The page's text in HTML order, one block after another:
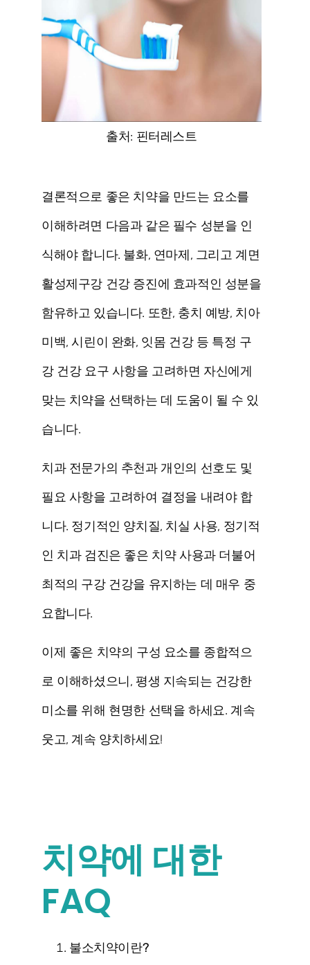
출처: 핀터레스트
결론적으로 좋은 치약을 만드는 요소를
이해하려면 다음과 같은 필수 성분을 인
식해야 합니다. 불화, 연마제, 그리고계면
활성제구강 건강 증진에 효과적인 성분을
함유하고 있습니다. 또한, 충치 예방, 치아
미백, 시린이 완화, 잇몸 건강 등 특정 구
강 건강 요구 사항을 고려하면 자신에게
맞는 치약을 선택하는 데 도움이 될 수 있
습니다.
치과 전문가의 추천과 개인의 선호도 및
필요 사항을 고려하여 결정을 내려야 합
니다. 정기적인 양치질, 치실 사용, 정기적
인 치과 검진은 좋은 치약 사용과 더불어
최적의 구강 건강을 유지하는 데 매우 중
요합니다.
이제 좋은 치약의 구성 요소를 종합적으
로 이해하셨으니, 평생 지속되는 건강한
미소를 위해 현명한 선택을 하세요. 계속
웃고, 계속 양치하세요!
치약에 대한
FAQ
불소치약이란?